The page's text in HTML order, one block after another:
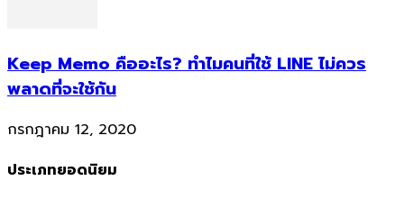
Keep Memo คืออะไร? ทำไมคนที่ใช้ LINE ไม่ควร
พลาดที่จะใช้กัน
กรกฎาคม 12, 2020
ประเภทยอดนิยม